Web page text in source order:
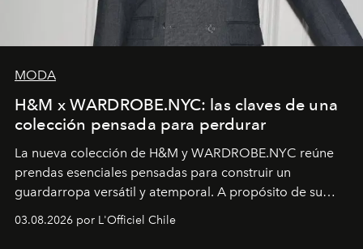
MODA
H&M x WARDROBE.NYC: las claves de una
colección pensada para perdurar
La nueva colección de H&M y WARDROBE.NYC reúne
prendas esenciales pensadas para construir un
guardarropa versátil y atemporal. A propósito de su
lanzamiento, los fundadores de la firma neoyorquina y
la asesora creativa y jefa de diseño global de la marca
03.08.2026 por L'Officiel Chile